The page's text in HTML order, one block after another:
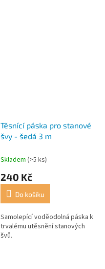
Těsnící páska pro stanové
švy - šedá 3 m
Skladem (>5 ks)
240 Kč
Do košíku
Samolepící voděodolná páska k
trvalému utěsnění stanových
švů.